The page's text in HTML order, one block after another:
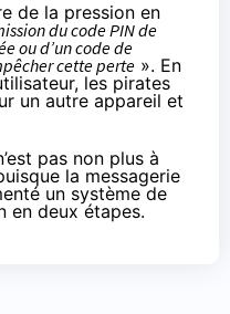
de la pression en
du code PIN de
ou d’un code de
cette perte ». En
les pirates
un autre appareil et
pas non plus à
la messagerie
un système de
en deux étapes.